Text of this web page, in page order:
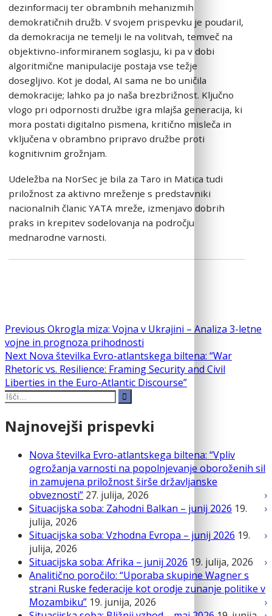
dezinformacij ter obrambnih mehanizmih
demokratičnih družb. V svojem prispevku je poudaril,
da demokracija ne temelji le na volitvah, temveč na
objektivno-informiranem soglasju, ki pa v dobi
algoritmične manipulacije postaja vse težje
dosegljivo. Kot je dodal, AI sama ne bo uničila
demokracije; lahko pa jo naša brezbrižnost. Ključno
vlogo pri odpornosti družbe igra mlajša generacija, ki
mora postati digitalno pismena, kritično misleča in
vključena v obrambno pripravo družbe proti
kognitivnim grožnjam.
Udeležba na NorSec je bila za Taro in Matica tudi
priložnost za aktivno mreženje s predstavniki
nacionalnih članic YATA mreže, izmenjavo dobrih
praks in krepitev sodelovanja na področju
mednarodne varnosti.
Navigacija
prispevka
Previous Previous
post:
Okrogla miza: Vojna v Ukrajini – Analiza 3-letne
vojne in prognoza prihodnosti
Next Next
post:
Nova številka Evro-atlantskega biltena: “War
Rhetoric vs. Resilience: Framing Security and Civil
Liberties in the Euro-Atlantic Discourse”
Search
Najnovejši prispevki
Nova številka Evro-atlantskega biltena: “Vpliv
ogrožanja varnosti na popolnjevanje oboroženih sil
in zamujena priložnost širše državljanske
obveznosti” 27. julija, 2026
Situacijska soba: Zahodni Balkan – junij 2026 19.
julija, 2026
Situacijska soba: Vzhodna Evropa – junij 2026 19.
julija, 2026
Situacijska soba: Afrika – junij 2026 19. julija, 2026
Analitično poročilo: “Uporaba skupine Wagner s
strani Ruske federacije kot orodje zunanje politike v
Mozambiku” 19. junija, 2026